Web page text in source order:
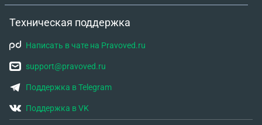
Техническая поддержка
Написать в чате на Pravoved.ru
support@pravoved.ru
Поддержка в Telegram
Поддержка в VK